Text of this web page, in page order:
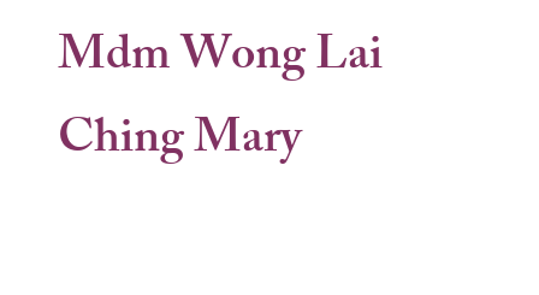
Mdm Wong Lai
Ching Mary